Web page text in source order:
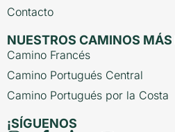
Contacto
NUESTROS CAMINOS MÁS
Camino Francés
Camino Portugués Central
Camino Portugués por la Costa
¡SÍGUENOS